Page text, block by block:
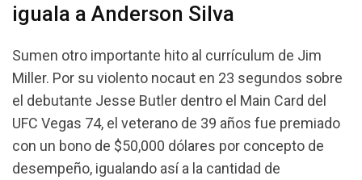
iguala a Anderson Silva
Sumen otro importante hito al currículum de Jim
Miller. Por su violento nocaut en 23 segundos sobre
el debutante Jesse Butler dentro el Main Card del
UFC Vegas 74, el veterano de 39 años fue premiado
con un bono de $50,000 dólares por concepto de
desempeño, igualando así a la cantidad de